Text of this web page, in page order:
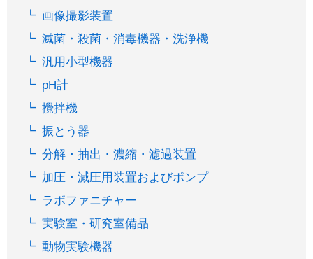
画像撮影装置
滅菌・殺菌・消毒機器・洗浄機
汎用小型機器
pH計
攪拌機
振とう器
分解・抽出・濃縮・濾過装置
加圧・減圧用装置およびポンプ
ラボファニチャー
実験室・研究室備品
動物実験機器